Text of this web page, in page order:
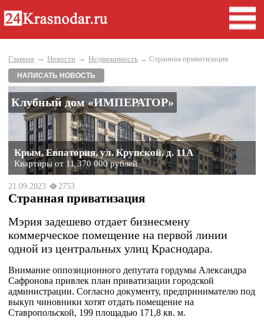
Главная → Новости → Недвижимость → Странная приватизация
НАПИСАТЬ НОВОСТЬ
Клубный дом «ИМПЕРАТОР»
Крым, Евпатория, ул. Крупской, д. 11А
Квартиры от 11 370 000 рублей
21.09.2023 2753
Странная приватизация
Мэрия задешево отдает бизнесмену
коммерческое помещение на первой линии
одной из центральных улиц Краснодара.
Внимание оппозиционного депутата гордумы Александра
Сафронова привлек план приватизации городской
администрации. Согласно документу, предпринимателю под
выкуп чиновники хотят отдать помещение на
Ставропольской, 199 площадью 171,8 кв. м.